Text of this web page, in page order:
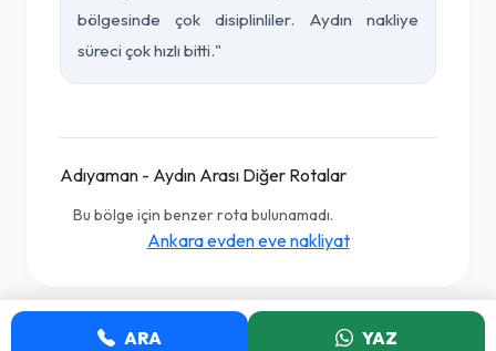
bölgesinde çok disiplinliler. Aydın nakliye
süreci çok hızlı bitti."
Adıyaman - Aydın Arası Diğer Rotalar
Bu bölge için benzer rota bulunamadı.
Ankara evden eve nakliyat
ARA YAZ